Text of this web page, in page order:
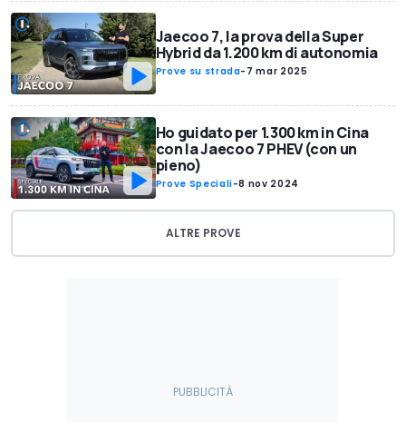
Jaecoo 7, la prova della Super
Hybrid da 1.200 km di autonomia
Prove su strada- 7 mar 2025
Ho guidato per 1.300 km in Cina
con la Jaecoo 7 PHEV (con un
pieno)
Prove Speciali-8 nov 2024
ALTRE PROVE